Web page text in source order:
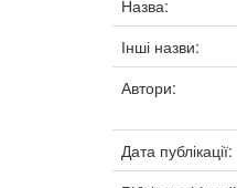
Назва:
Інші назви:
Автори:
Дата публікації: